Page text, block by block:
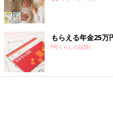
もらえる年金25万
PR(くらしの話題)